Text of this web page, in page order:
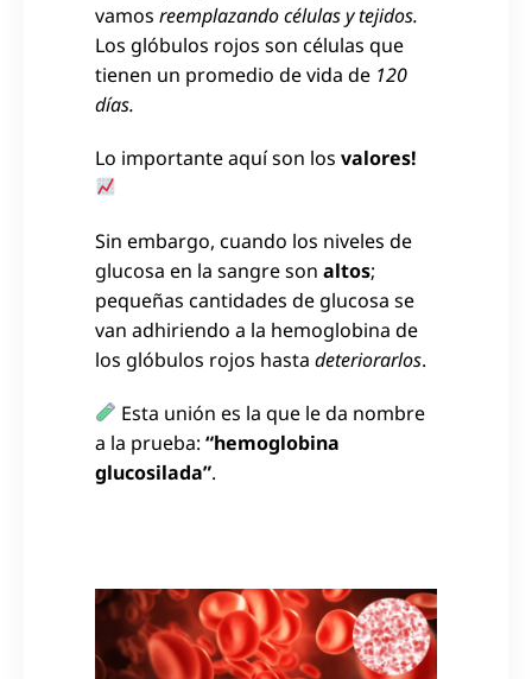
vamos reemplazando células y tejidos.
Los glóbulos rojos son células que
tienen un promedio de vida de 120
días.
Lo importante aquí son los valores!
Sin embargo, cuando los niveles de
glucosa en la sangre son altos;
pequeñas cantidades de glucosa se
van adhiriendo a la hemoglobina de
los glóbulos rojos hasta deteriorarlos.
Esta unión es la que le da nombre
a la prueba: “hemoglobina
glucosilada”.